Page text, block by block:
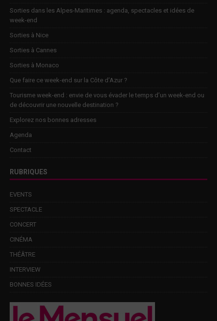
Sorties dans les Alpes-Maritimes : agenda, spectacles et idées de
week-end
Sorties à Nice
Sorties à Cannes
Sorties à Monaco
Que faire ce week-end sur la Côte d’Azur ?
Tourisme week-end : envie de vous évader le temps d’un week-end ou
de découvrir une nouvelle destination ?
Explorez nos bonnes adresses
Agenda
Contact
RUBRIQUES
EVENTS
SPECTACLE
CONCERT
CINÉMA
THÉÂTRE
INTERVIEW
BONNES IDÉES